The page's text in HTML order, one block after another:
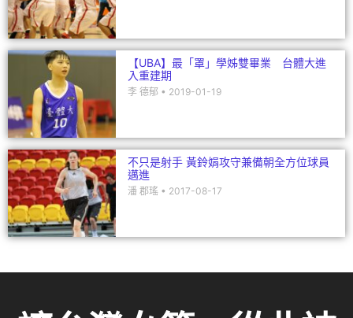
【UBA】最「罩」學姊雙畢業 台體大進
入重建期
李 德郁 2019-01-19
不只是射手 黃鈴娟攻守兼備朝全方位球員
邁進
潘 郡瑤 2017-08-17